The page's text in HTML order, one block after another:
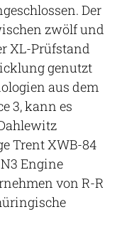
Der
zwölf und
XL-Prüfstand
genutzt
aus dem
3, kann es
Trent XWB-84
Engine
von R-R